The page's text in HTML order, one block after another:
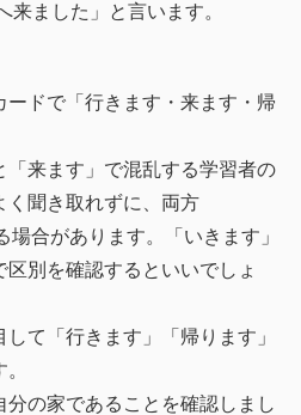
来ました」と言います。
ドで「行きます・来ます・帰
「来ます」で混乱する学習者の
く聞き取れずに、両方
場合があります。「いきます」
区別を確認するといいでしょ
て「行きます」「帰ります」
分の家であることを確認しまし